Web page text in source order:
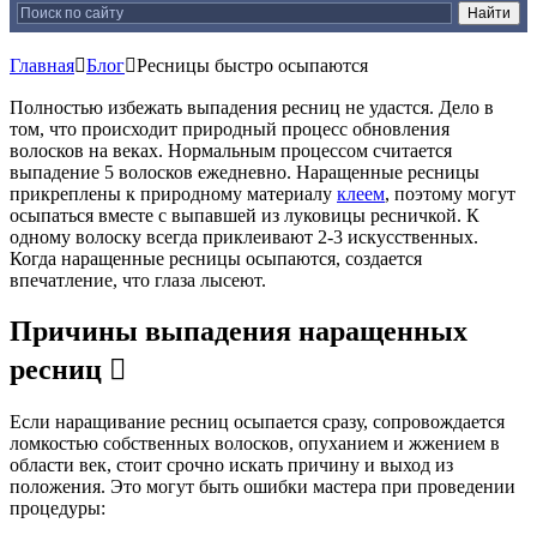
ГлавнаяБлогРесницы быстро осыпаются
Полностью избежать выпадения ресниц не удастся. Дело в
том, что происходит природный процесс обновления
волосков на веках. Нормальным процессом считается
выпадение 5 волосков ежедневно. Наращенные ресницы
прикреплены к природному материалу клеем, поэтому могут
осыпаться вместе с выпавшей из луковицы ресничкой. К
одному волоску всегда приклеивают 2-3 искусственных.
Когда наращенные ресницы осыпаются, создается
впечатление, что глаза лысеют.
Причины выпадения наращенных
ресниц 
Если наращивание ресниц осыпается сразу, сопровождается
ломкостью собственных волосков, опуханием и жжением в
области век, стоит срочно искать причину и выход из
положения. Это могут быть ошибки мастера при проведении
процедуры: